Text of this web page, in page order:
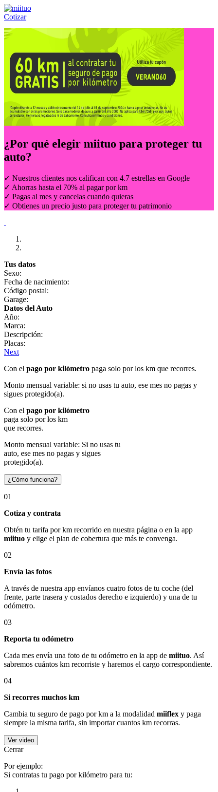
Cotizar
Llámanos al:(55) 84-21-05-00 ó
¿Por qué elegir miituo para proteger tu
auto?
✓ Nuestros clientes nos califican con 4.7 estrellas en Google
✓ Ahorras hasta el 70% al pagar por km
✓ Pagas al mes y cancelas cuando quieras
✓ Obtienes un precio justo para proteger tu patrimonio
Tus datos
Sexo:
Fecha de nacimiento:
Código postal:
Garage:
Datos del Auto
Año:
Marca:
Descripción:
Placas:
Next
Con el pago por kilómetro paga solo por los km que recorres.
Monto mensual variable: si no usas tu auto, ese mes no pagas y
sigues protegido(a).
Con el pago por kilómetro
paga solo por los km
que recorres.
Monto mensual variable: Si no usas tu
auto, ese mes no pagas y sigues
protegido(a).
¿Cómo funciona?
01
Cotiza y contrata
Obtén tu tarifa por km recorrido en nuestra página o en la app
miituo y elige el plan de cobertura que más te convenga.
02
Envía las fotos
A través de nuestra app envíanos cuatro fotos de tu coche (del
frente, parte trasera y costados derecho e izquierdo) y una de tu
odómetro.
03
Reporta tu odómetro
Cada mes envía una foto de tu odómetro en la app de miituo. Así
sabremos cuántos km recorriste y haremos el cargo correspondiente.
04
Si recorres muchos km
Cambia tu seguro de pago por km a la modalidad miiflex y paga
siempre la misma tarifa, sin importar cuantos km recorras.
Ver video
Cerrar
Por ejemplo:
Si contratas tu pago por kilómetro para tu: